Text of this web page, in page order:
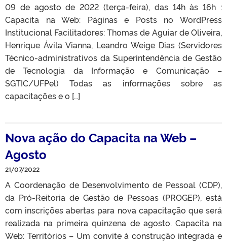
09 de agosto de 2022 (terça-feira), das 14h às 16h :
Capacita na Web: Páginas e Posts no WordPress
Institucional Facilitadores: Thomas de Aguiar de Oliveira,
Henrique Ávila Vianna, Leandro Weige Dias (Servidores
Técnico-administrativos da Superintendência de Gestão
de Tecnologia da Informação e Comunicação –
SGTIC/UFPel) Todas as informações sobre as
capacitações e o […]
Nova ação do Capacita na Web –
Agosto
21/07/2022
A Coordenação de Desenvolvimento de Pessoal (CDP),
da Pró-Reitoria de Gestão de Pessoas (PROGEP), está
com inscrições abertas para nova capacitação que será
realizada na primeira quinzena de agosto. Capacita na
Web: Territórios – Um convite à construção integrada e